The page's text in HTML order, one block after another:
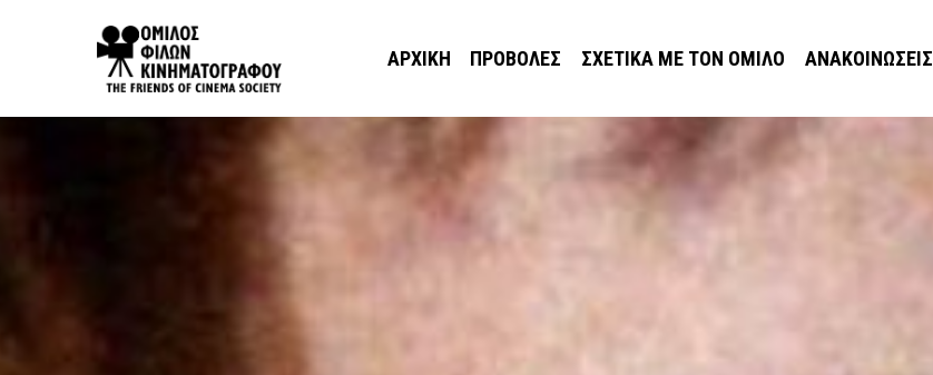
ΑΡΧΙΚΉ ΠΡΟΒΟΛΈΣ ΣΧΕΤΙΚΆ ΜΕ ΤΟΝ ΌΜΙΛΟ ΑΝΑΚΟΙΝΏΣΕΙΣ